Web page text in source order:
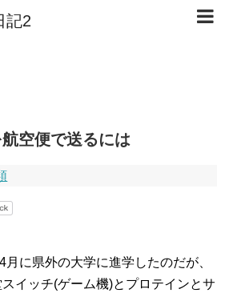
記2
空便で送るには
に県外の大学に進学したのだが、
イッチ(ゲーム機)とプロテインとサ